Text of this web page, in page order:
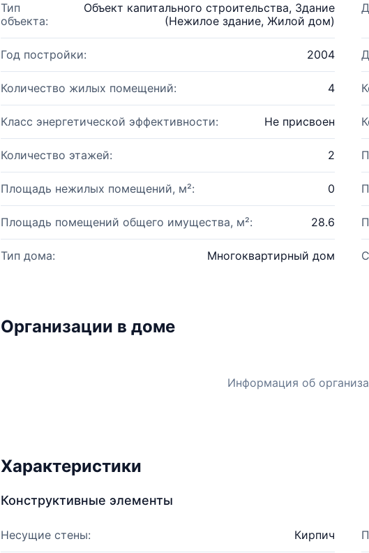
Тип
объекта:
Объект капитального строительства, Здание
(Нежилое здание, Жилой дом)
Год постройки: 2004
Количество жилых помещений: 4
Класс энергетической эффективности: Не присвоен
Количество этажей: 2
Площадь нежилых помещений, м²: 0
Площадь помещений общего имущества, м²: 28.6
Тип дома: Многоквартирный дом
Организации в доме
Информация об
Характеристики
Конструктивные элементы
Несущие стены: Кирпич